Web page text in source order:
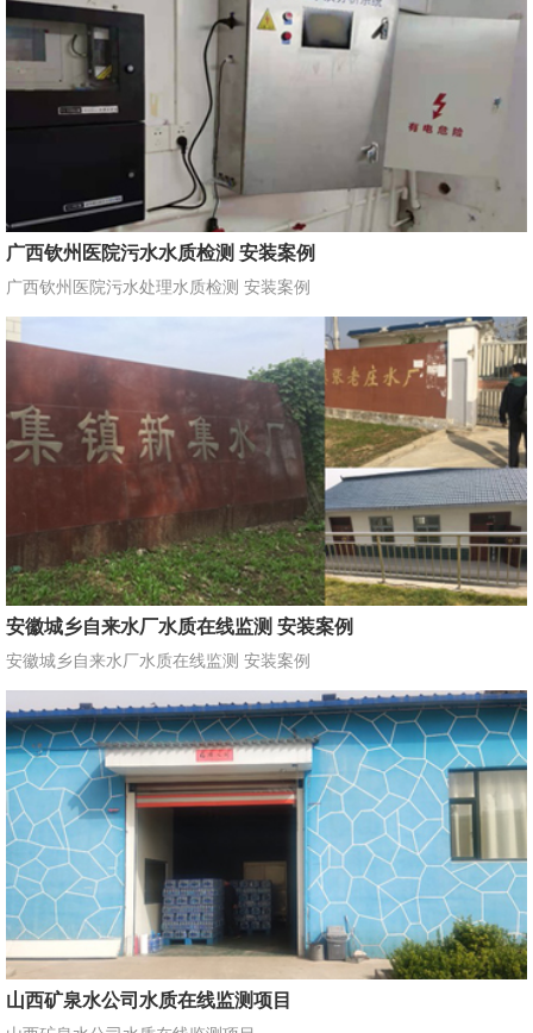
广西钦州医院污水水质检测 安装案例
广西钦州医院污水处理水质检测 安装案例
安徽城乡自来水厂水质在线监测 安装案例
安徽城乡自来水厂水质在线监测 安装案例
山西矿泉水公司水质在线监测项目